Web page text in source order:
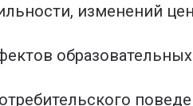
изменений